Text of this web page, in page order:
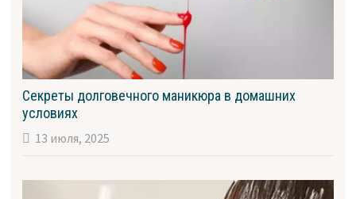
Секреты долговечного маникюра в домашних
условиях
13 июля, 2025